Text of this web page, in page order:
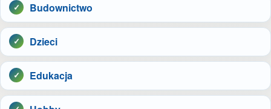
Budownictwo
Dzieci
Edukacja